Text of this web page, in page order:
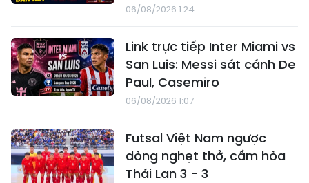
06/08/2026 1:24
Link trực tiếp Inter Miami vs
San Luis: Messi sát cánh De
Paul, Casemiro
06/08/2026 1:07
Futsal Việt Nam ngược
dòng nghẹt thở, cầm hòa
Thái Lan 3 - 3